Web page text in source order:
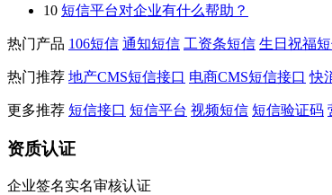
10 短信平台对企业有什么帮助？
热门产品 106短信 通知短信 工资条短信 生日祝福
热门推荐 地产CMS短信接口 电商CMS短信接口 快
更多推荐 短信接口 短信平台 视频短信 短信验证码
资质认证
企业签名实名审核认证